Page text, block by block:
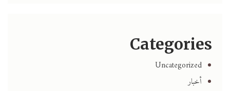
Categories
Uncategorized
أخبار